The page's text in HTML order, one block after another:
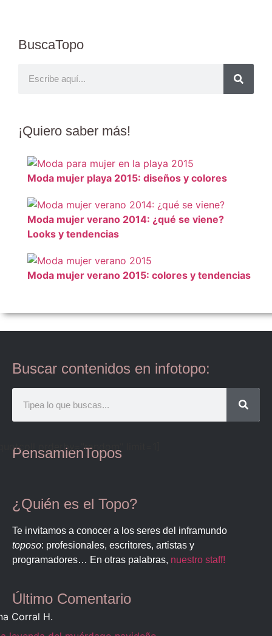
BuscaTopo
¡Quiero saber más!
Moda mujer playa 2015: diseños y colores
Moda mujer verano 2014: ¿qué se viene?
Looks y tendencias
Moda mujer verano 2015: colores y tendencias
Buscar contenidos en infotopo:
PensamienTopos
orderby="random" limit=1]
¿Quién es el Topo?
Te invitamos a conocer a los seres del inframundo
toposo: profesionales, escritores, artistas y
programadores… En otras palabras, nuestro staff!
Último Comentario
Corral H.